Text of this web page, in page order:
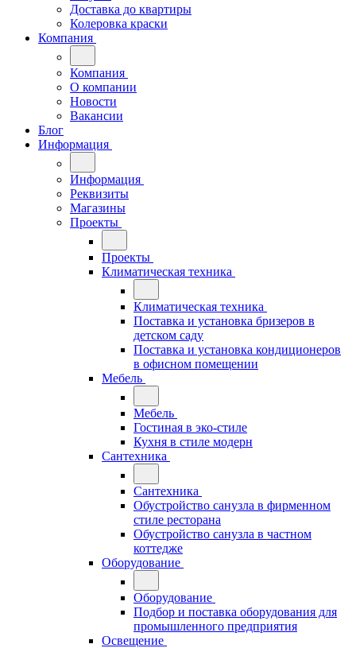
Доставка до квартиры
Колеровка краски
Компания
Компания
О компании
Новости
Вакансии
Блог
Информация
Информация
Реквизиты
Магазины
Проекты
Проекты
Климатическая техника
Климатическая техника
Поставка и установка бризеров в
детском саду
Поставка и установка кондиционеров
в офисном помещении
Мебель
Мебель
Гостиная в эко-стиле
Кухня в стиле модерн
Сантехника
Сантехника
Обустройство санузла в фирменном
стиле ресторана
Обустройство санузла в частном
коттедже
Оборудование
Оборудование
Подбор и поставка оборудования для
промышленного предприятия
Освещение